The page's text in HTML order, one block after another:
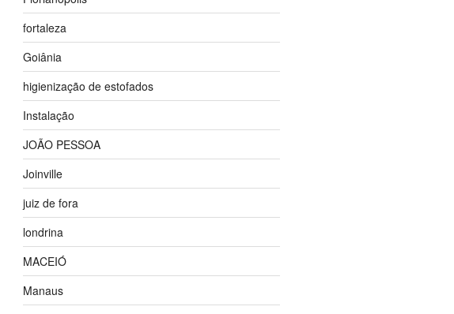
fortaleza
Goiânia
higienização de estofados
Instalação
JOÃO PESSOA
Joinville
juiz de fora
londrina
MACEIÓ
Manaus